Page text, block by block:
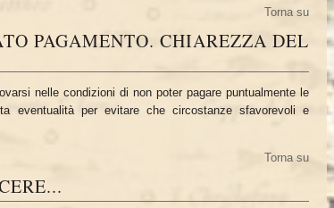
Torna su
PAGAMENTO. CHIAREZZA DEL
nelle condizioni di non poter pagare puntualmente le
eventualità per evitare che circostanze sfavorevoli e
Torna su